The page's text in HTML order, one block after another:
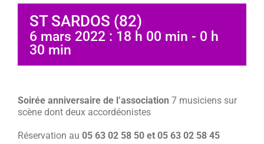
ST SARDOS (82)
6 mars 2022 : 18 h 00 min - 0 h
30 min
Soirée anniversaire de l’association 7 musiciens sur
scène dont deux accordéonistes
Réservation au 05 63 02 58 50 et 05 63 02 58 45